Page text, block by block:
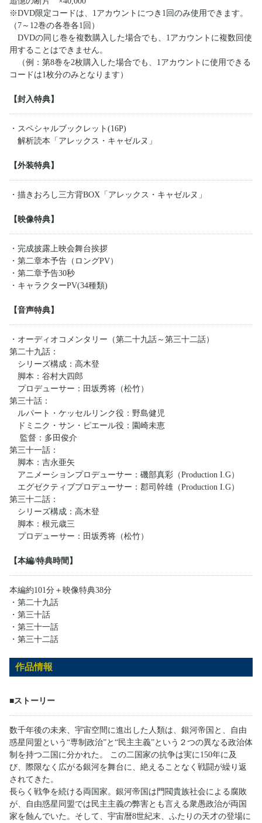
※DVD限定コードは、1アカウントにつき1回のみ使用できます。
（7～12巻の各巻各1回）
DVDの同じ巻を複数購入した場合でも、1アカウントに複数回使
用することはできません。
（例：第8巻を2枚購入した場合でも、1アカウントに使用できる
コードは1枚分のみとなります）
【封入特典】
・スペシャルブックレット(16P)
解析読本「アレックス・キャゼルヌ」
【外装特典】
・描きおろし三方背BOX「アレックス・キャゼルヌ」
【映像特典】
・完成披露上映会舞台挨拶
・第二章本予告（ロングPV）
・第二章予告30秒
・キャラクターPV(34種類)
【音声特典】
・オーディオコメンタリー（第二十九話～第三十二話）
第二十九話：
シリーズ構成：高木登
脚本：谷村大四郎
プロデューサー：田坂秀将（松竹）
第三十話：
ルパート・ケッセルリンク役：野島健児
ドミニク・サン・ピエール役：園崎未恵
監督：多田俊介
第三十一話：
脚本：吉永亜矢
アニメーションプロデューサー：磯部真彩（Production I.G）
エグゼクティブプロデューサー：郡司幹雄（Production I.G）
第三十二話：
シリーズ構成：高木登
脚本：根元歳三
プロデューサー：田坂秀将（松竹）
【本編/特典時間】
本編約101分＋映像特典38分
・第二十九話
・第三十話
・第三十一話
・第三十二話
作品情報
■ストーリー
数千年後の未来、宇宙空間に進出した人類は、銀河帝国と、自由
惑星同盟という“専制政治”と“民主主義”という２つの異なる政治体
制を持つ二国に分かれた。 この二国家の抗争は実に150年に及
び、際限なく広がる銀河を舞台に、絶えることなく戦闘が繰り返
されてきた。
長らく戦争を続ける両国家。銀河帝国は門閥貴族社会による腐敗
が、自由惑星同盟では民主主義の弊害とも言える衆愚政治が両国
家を蝕んでいた。そして、宇宙暦8世紀末、ふたりの天才の登場に